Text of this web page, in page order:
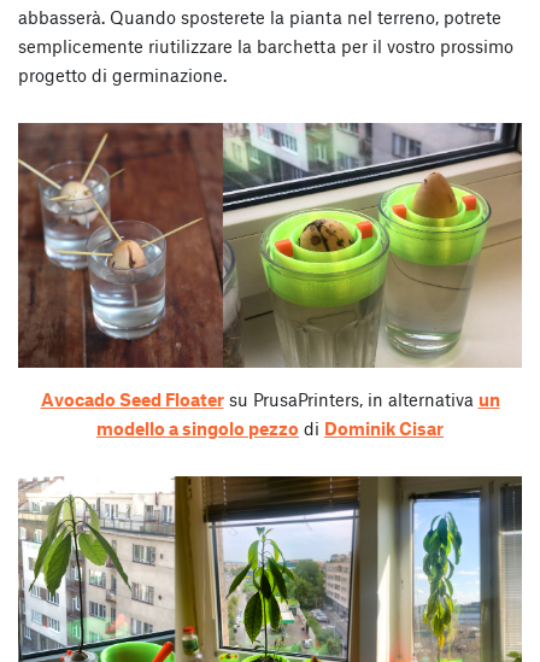
abbasserà. Quando sposterete la pianta nel terreno, potrete
semplicemente riutilizzare la barchetta per il vostro prossimo
progetto di germinazione.
Avocado Seed Floatersu PrusaPrinters, in alternativa un
modello a singolo pezzo di Dominik Cisar